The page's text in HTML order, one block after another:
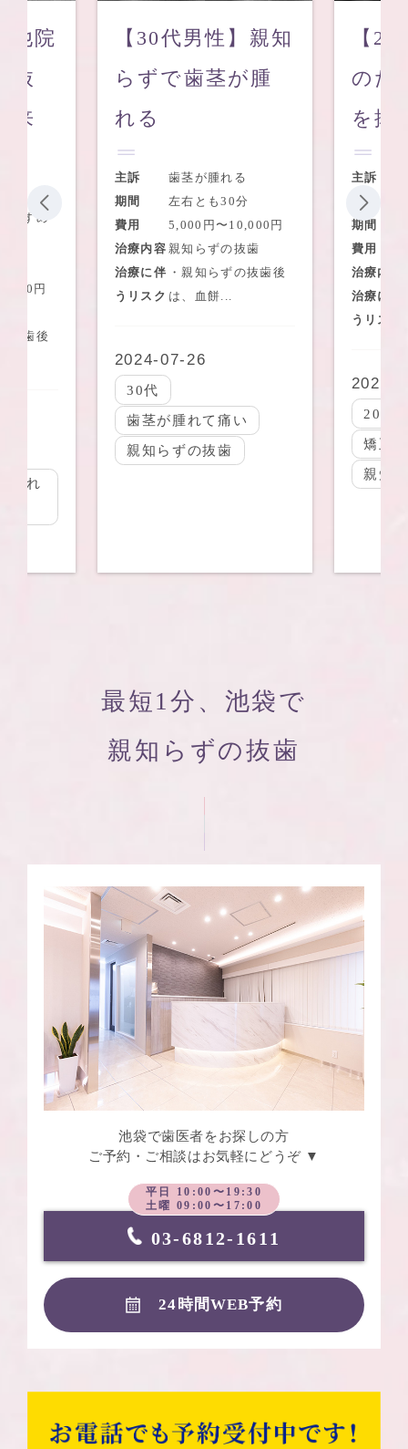
他院
抜
来
すすめ
円
抜歯後
られ
【30代男性】親知
らずで歯茎が腫
れる
主訴
歯茎が腫れる
期間
左右とも30分
費用
5,000円〜10,000円
治療内容 親知らずの抜歯
治療に伴
うリスク
・親知らずの抜歯後
は、血餅...
2024-07-26
30代
歯茎が腫れて痛い
親知らずの抜歯
【
のた
を抜
主訴
期間
費用
治療内容
治療に伴
うリスク
2024-
20代
矯正
親知
最短1分、池袋で
親知らずの抜歯
池袋で歯医者をお探しの方
ご予約・ご相談はお気軽にどうぞ ▼
平日 10:00〜19:30
土曜 09:00〜17:00
03-6812-1611
24時間WEB予約